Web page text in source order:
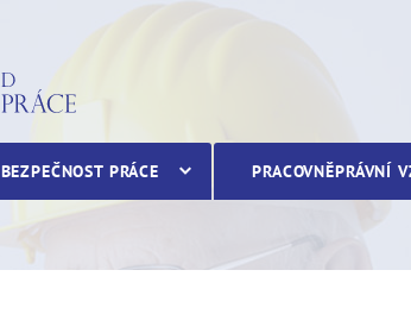
BEZPEČNOST PRÁCE PRACOVNĚPRÁVNÍ